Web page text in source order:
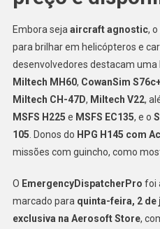
Embora seja aircraft agnostic,
para brilhar em helicópteros e
desenvolvedores destacam uma
Miltech MH60, CowanSim
Miltech CH-47D, Miltech V22,
MSFS H225 e MSFS EC135, e o
105 . Donos do HPG H145 com
missões com guincho, como
O EmergencyDispatcherPro foi
marcado para quinta-feira, 2 de
exclusiva na Aerosoft Store,